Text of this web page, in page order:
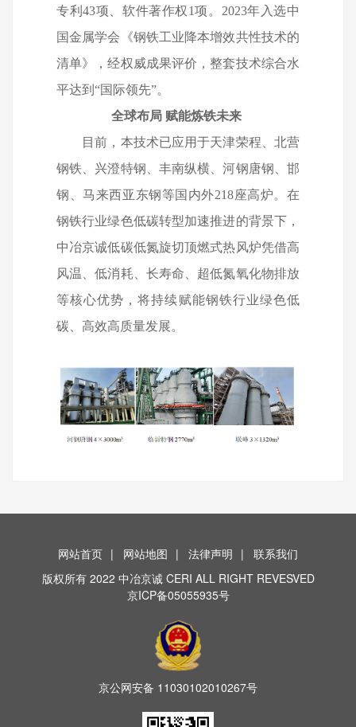
专利43项、软件著作权1项。 2023年入选中
国金属学会《钢铁工业降本增效共性技术的
清单》，经权威成果评价，整套技术综合水
平达到“国际领先”。
全球布局 赋能炼铁未来
目前，本技术已应用于天津荣程、北营
钢铁、兴澄特钢、丰南纵横、河钢唐钢、邯
钢、马来西亚东钢等国内外218座高炉。在
钢铁行业绿色低碳转型加速推进的背景下，
中冶京诚低碳低氮旋切顶燃式热风炉凭借高
风温、低消耗、长寿命、超低氮氧化物排放
等核心优势，将持续赋能钢铁行业绿色低
碳、高效高质量发展。
网站首页 | 网站地图 | 法律声明 |
联系我们
版权所有 2022 中冶京诚 CERI ALL RIGHT REVESVED
京ICP备05055935号
京公网安备 11030102010267号